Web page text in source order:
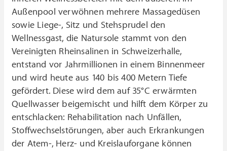
Außenpool verwöhnen mehrere Massagedüsen
sowie Liege-, Sitz und Stehsprudel den
Wellnessgast, die Natursole stammt von den
Vereinigten Rheinsalinen in Schweizerhalle,
entstand vor Jahrmillionen in einem Binnenmeer
und wird heute aus 140 bis 400 Metern Tiefe
gefördert. Diese wird dem auf 35°C erwärmten
Quellwasser beigemischt und hilft dem Körper zu
entschlacken: Rehabilitation nach Unfällen,
Stoffwechselstörungen, aber auch Erkrankungen
der Atem-, Herz- und Kreislauforgane können